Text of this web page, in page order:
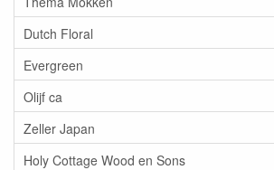
Dutch Floral
Evergreen
Olijf ca
Zeller Japan
Holy Cottage Wood en Sons